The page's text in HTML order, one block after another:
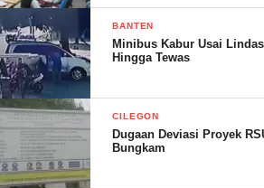
Supir trailer Supri (45th) saat dikonfirmasi
menyampaikan pada saat menuju ke
arah kiri motor datang secara mendadak,
BANTEN
Minibus Kabur Usai
Hingga Tewas
CILEGON
Dugaan Deviasi Proyek
Bungkam